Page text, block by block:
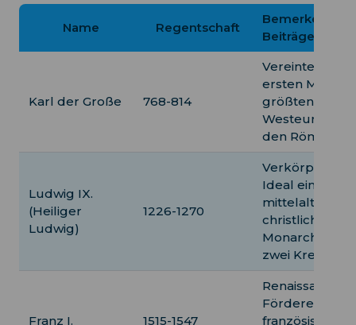
Name Regentschaft
Beiträge
Karl der Große 768-814
Vereinte zum
ersten Mal den
größten Teil
Westeuropas
den Römern.
Ludwig IX.
(Heiliger
Ludwig)
1226-1270
Verkörperte
Ideal eines
christlichen
Monarchen,
zwei
Franz I. 1515-1547
Renaissance-
Förderer,
französische